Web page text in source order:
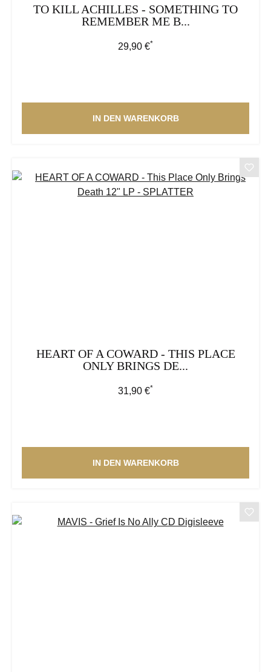
TO KILL ACHILLES - SOMETHING TO
REMEMBER ME B...
Regulärer Preis:
29,90 €*
IN DEN WARENKORB
HEART OF A COWARD - THIS PLACE
ONLY BRINGS DE...
Regulärer Preis:
31,90 €*
IN DEN WARENKORB